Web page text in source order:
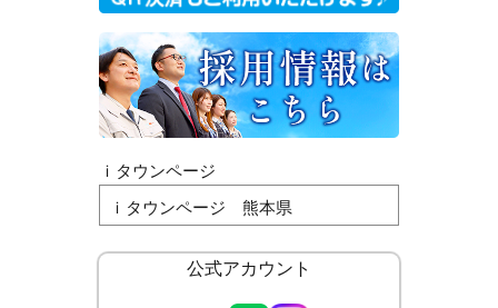
ｉタウンページ
ｉタウンページ 熊本県
公式アカウント